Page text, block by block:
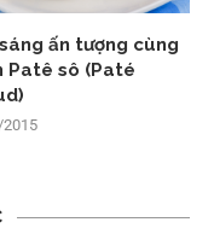
ấn tượng cùng
Patê sô (Paté